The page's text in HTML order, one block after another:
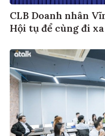
CLB Doanh nhân
Hội tụ để cùng đi xa